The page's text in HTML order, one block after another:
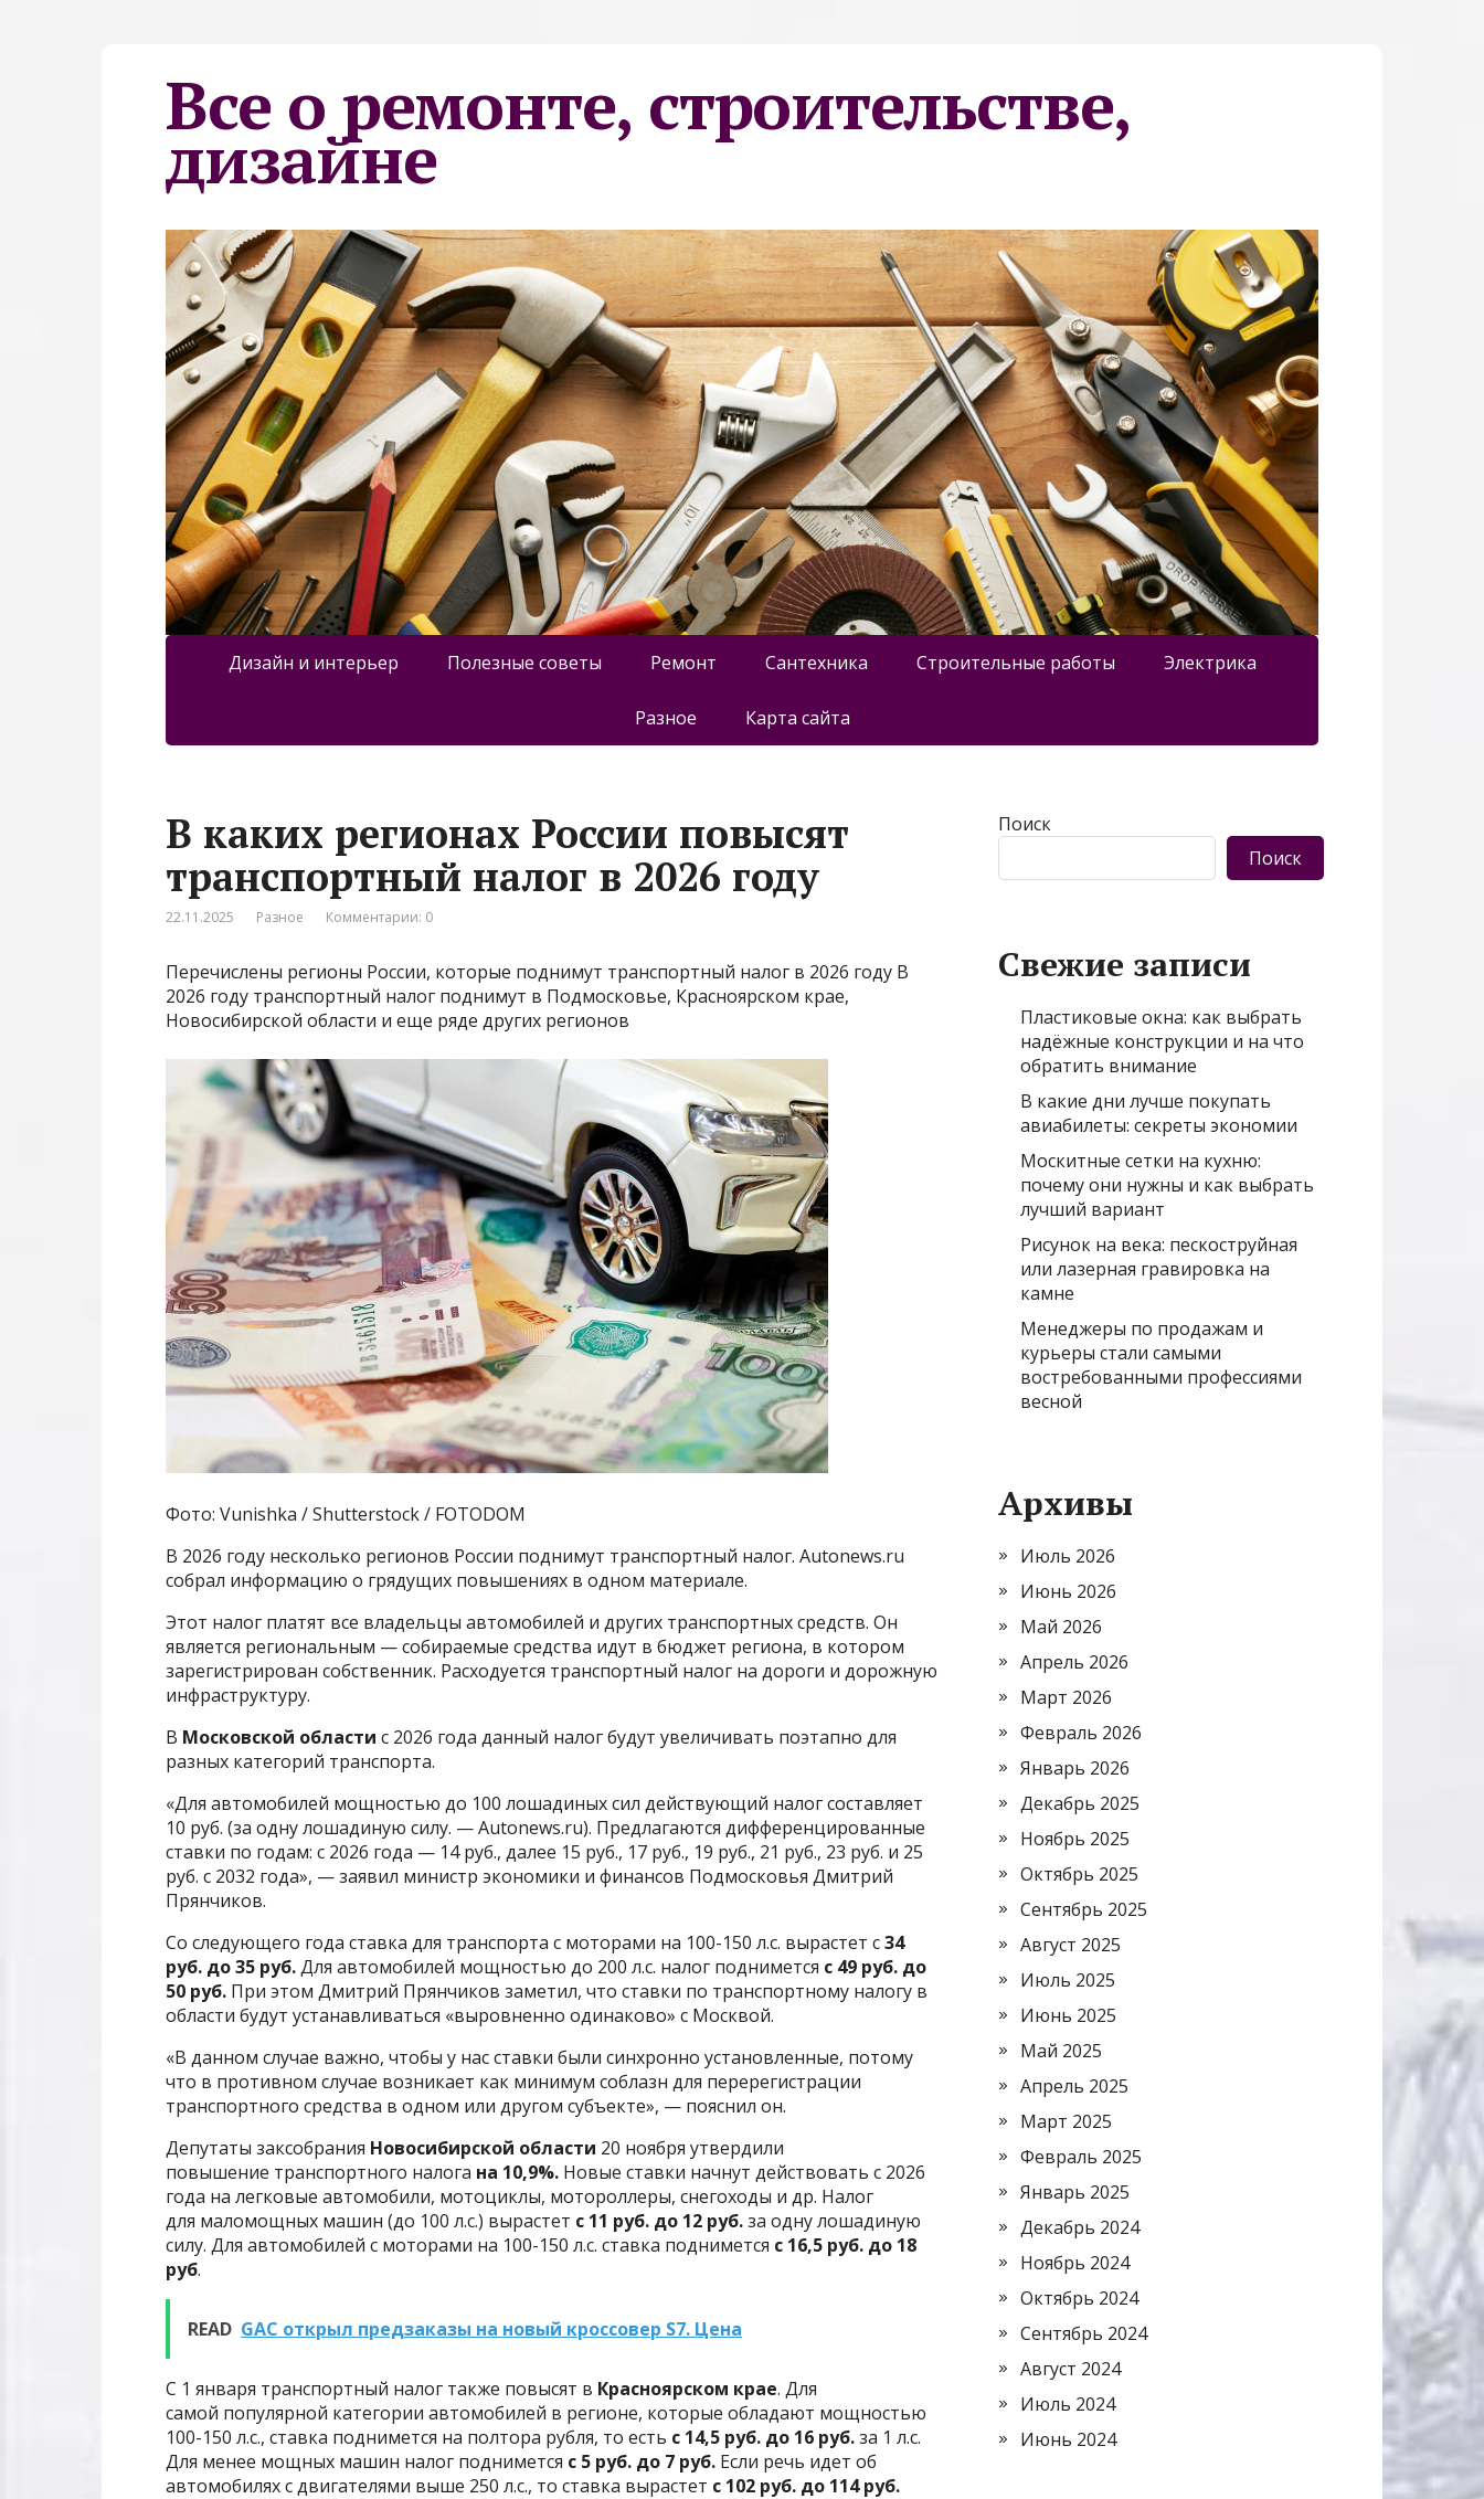
Все о ремонте, строительстве,
дизайне
Дизайн и интерьер Полезные советы Ремонт Сантехника Строительные работы Электрика
Разное Карта сайта
В каких регионах России повысят
транспортный налог в 2026 году
22.11.2025 Разное Комментарии: 0
Перечислены регионы России, которые поднимут транспортный налог в 2026 году В
2026 году транспортный налог поднимут в Подмосковье, Красноярском крае,
Новосибирской области и еще ряде других регионов
Фото: Vunishka / Shutterstock / FOTODOM
В 2026 году несколько регионов России поднимут транспортный налог. Autonews.ru
собрал информацию о грядущих повышениях в одном материале.
Этот налог платят все владельцы автомобилей и других транспортных средств. Он
является региональным — собираемые средства идут в бюджет региона, в котором
зарегистрирован собственник. Расходуется транспортный налог на дороги и дорожную
инфраструктуру.
В Московской области с 2026 года данный налог будут увеличивать поэтапно для
разных категорий транспорта.
«Для автомобилей мощностью до 100 лошадиных сил действующий налог составляет
10 руб. (за одну лошадиную силу. — Autonews.ru). Предлагаются дифференцированные
ставки по годам: с 2026 года — 14 руб., далее 15 руб., 17 руб., 19 руб., 21 руб., 23 руб. и 25
руб. с 2032 года», — заявил министр экономики и финансов Подмосковья Дмитрий
Прянчиков.
Со следующего года ставка для транспорта с моторами на 100-150 л.с. вырастет с34
руб. до 35 руб.Для автомобилей мощностью до 200 л.с. налог поднимется с 49 руб. до
50 руб. При этом Дмитрий Прянчиков заметил, что ставки по транспортному налогу в
области будут устанавливаться «выровненно одинаково» с Москвой.
«В данном случае важно, чтобы у нас ставки были синхронно установленные, потому
что в противном случае возникает как минимум соблазн для перерегистрации
транспортного средства в одном или другом субъекте», — пояснил он.
Депутаты заксобрания Новосибирской области 20 ноября утвердили
повышение транспортного налога на 10,9%. Новые ставки начнут действовать с 2026
года на легковые автомобили, мотоциклы, мотороллеры, снегоходы и др. Налог
для маломощных машин (до 100 л.с.) вырастет с 11 руб. до 12 руб.за одну лошадиную
силу. Для автомобилей с моторами на 100-150 л.с. ставка поднимется с 16,5 руб. до 18
руб.
READ GAC открыл предзаказы на новый кроссовер S7. Цена
С 1 января транспортный налог также повысят в Красноярском крае. Для
самой популярной категории автомобилей в регионе, которые обладают мощностью
100-150 л.с., ставка поднимется на полтора рубля, то есть с 14,5 руб. до 16 руб.за 1 л.с.
Для менее мощных машин налог поднимется с 5 руб. до 7 руб. Если речь идет об
автомобилях с двигателями выше 250 л.с., то ставка вырастет с 102 руб. до 114 руб.
Поиск
Поиск
Свежие записи
Пластиковые окна: как выбрать
надёжные конструкции и на что
обратить внимание
В какие дни лучше покупать
авиабилеты: секреты экономии
Москитные сетки на кухню:
почему они нужны и как выбрать
лучший вариант
Рисунок на века: пескоструйная
или лазерная гравировка на
камне
Менеджеры по продажам и
курьеры стали самыми
востребованными профессиями
весной
Архивы
Июль 2026
Июнь 2026
Май 2026
Апрель 2026
Март 2026
Февраль 2026
Январь 2026
Декабрь 2025
Ноябрь 2025
Октябрь 2025
Сентябрь 2025
Август 2025
Июль 2025
Июнь 2025
Май 2025
Апрель 2025
Март 2025
Февраль 2025
Январь 2025
Декабрь 2024
Ноябрь 2024
Октябрь 2024
Сентябрь 2024
Август 2024
Июль 2024
Июнь 2024